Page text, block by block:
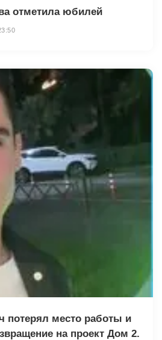
отметила юбилей
потерял место работы и
на проект Дом 2.